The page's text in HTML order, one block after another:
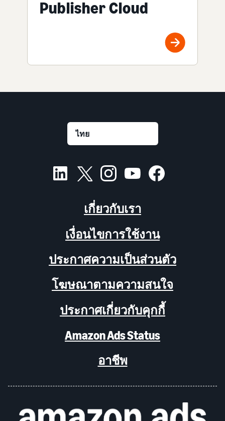
Publisher Cloud
เกี่ยวกับเรา
เงื่อนไขการใช้งาน
ประกาศความเป็นส่วนตัว
โฆษณาตามความสนใจ
ประกาศเกี่ยวกับคุกกี้
Amazon Ads Status
อาชีพ